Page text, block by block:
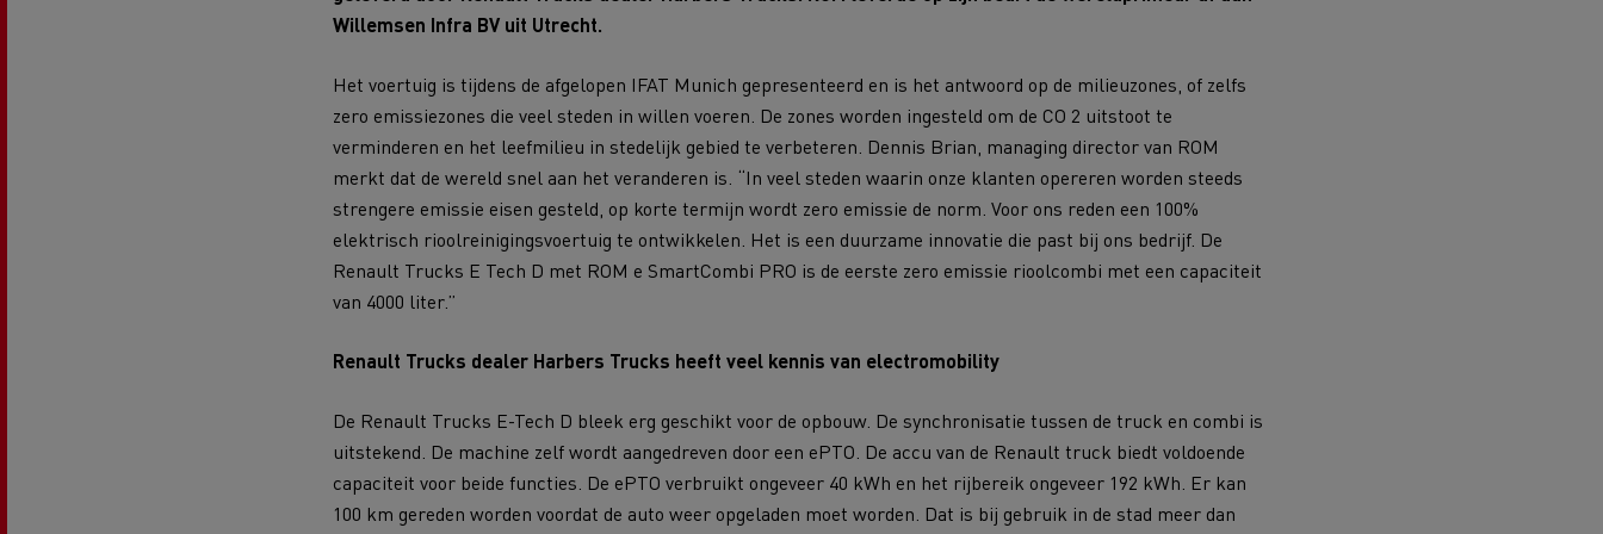
Renault Trucks D Wide
Al onze accessoires
Accessoires - Comfort Accessoires - Ontwerp Accessoires - Veiligheid
Gekoeld transport Bulktransport Autotransport
Levensmiddelenbedrijven
Renault Trucks Cargo Bike
Financiering van een elektrische
De droom van een ingenieur
Koninklijke Euser Sligro Food Group
Gemeente Goeree Overflakkee Elst Transport Twente Milieu
Rensa Family Company versnelt
de elektrificatie samen met
Willemsen Infra BV uit Utrecht.
Het voertuig is tijdens de afgelopen IFAT Munich gepresenteerd en is het antwoord op de milieuzones, of zelfs
zero emissiezones die veel steden in willen voeren. De zones worden ingesteld om de CO 2 uitstoot te
verminderen en het leefmilieu in stedelijk gebied te verbeteren. Dennis Brian, managing director van ROM
merkt dat de wereld snel aan het veranderen is. “In veel steden waarin onze klanten opereren worden steeds
strengere emissie eisen gesteld, op korte termijn wordt zero emissie de norm. Voor ons reden een 100%
elektrisch rioolreinigingsvoertuig te ontwikkelen. Het is een duurzame innovatie die past bij ons bedrijf. De
Renault Trucks E Tech D met ROM e SmartCombi PRO is de eerste zero emissie rioolcombi met een capaciteit
van 4000 liter.”
Renault Trucks dealer Harbers Trucks heeft veel kennis van electromobility
De Renault Trucks E-Tech D bleek erg geschikt voor de opbouw. De synchronisatie tussen de truck en combi is
uitstekend. De machine zelf wordt aangedreven door een ePTO. De accu van de Renault truck biedt voldoende
capaciteit voor beide functies. De ePTO verbruikt ongeveer 40 kWh en het rijbereik ongeveer 192 kWh. Er kan
100 km gereden worden voordat de auto weer opgeladen moet worden. Dat is bij gebruik in de stad meer dan